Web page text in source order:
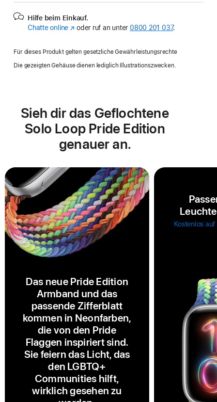
Hilfe beim Einkauf.
Chatte online (Öffnet
Fenster)
oder ruf an unter 0800 201 037.
Für dieses Produkt gelten gesetzliche Gewährleistungsrechte
Die gezeigten Gehäuse dienen lediglich Illustrationszwecken.
Sieh dir das Geflochtene
Solo Loop Pride Edition
genauer an.
Das neue Pride Edition
Armband und das
passende Zifferblatt
kommen in Neonfarben,
die von den Pride
Flaggen inspiriert sind.
Sie feiern das Licht, das
den LGBTQ+
Communities hilft,
wirklich gesehen zu
Kostenlos